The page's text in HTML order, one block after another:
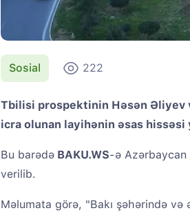
Sosial 222
Tbilisi prospektinin Həsən Əliyev
icra olunan layihənin əsas hissəsi
Bu barədə BAKU.WS-ə Azərbaycan
verilib.
Məlumata görə, "Bakı şəhərində